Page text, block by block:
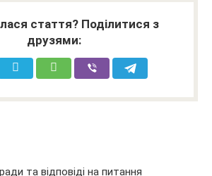
стаття? Поділитися з
друзями:
та відповіді на питання